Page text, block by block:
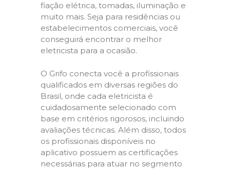
fiação elétrica, tomadas, iluminação e
muito mais. Seja para residências ou
estabelecimentos comerciais, você
conseguirá encontrar o melhor
eletricista para a ocasião.
O Grifo conecta você a profissionais
qualificados em diversas regiões do
Brasil, onde cada eletricista é
cuidadosamente selecionado com
base em critérios rigorosos, incluindo
avaliações técnicas. Além disso, todos
os profissionais disponíveis no
aplicativo possuem as certificações
necessárias para atuar no segmento